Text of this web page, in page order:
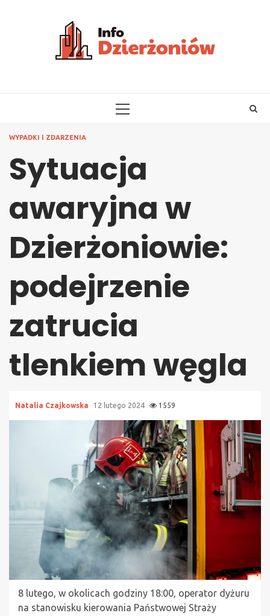
PRIMARY
WYPADKI I ZDARZENIA
Sytuacja
awaryjna w
Dzierżoniowie:
podejrzenie
zatrucia
tlenkiem węgla
Natalia Czajkowska 12 lutego 2024 1559
8 lutego, w okolicach godziny 18:00, operator dyżuru
na stanowisku kierowania Państwowej Straży